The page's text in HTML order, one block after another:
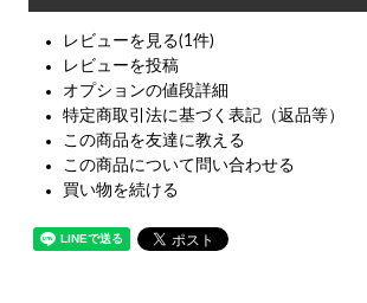
レビューを見る(1件)
レビューを投稿
オプションの値段詳細
特定商取引法に基づく表記（返品等）
この商品を友達に教える
この商品について問い合わせる
買い物を続ける